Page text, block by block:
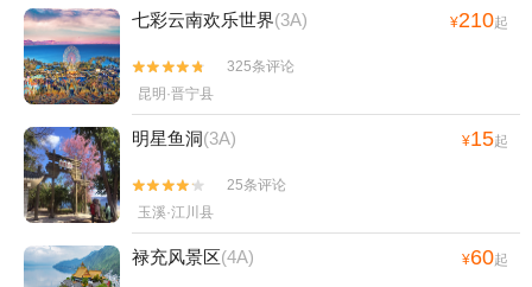
七彩云南欢乐世界(3A) ¥210起


325条评论
昆明·晋宁县
明星鱼洞(3A) ¥15起


25条评论
玉溪·江川县
禄充风景区(4A) ¥60起